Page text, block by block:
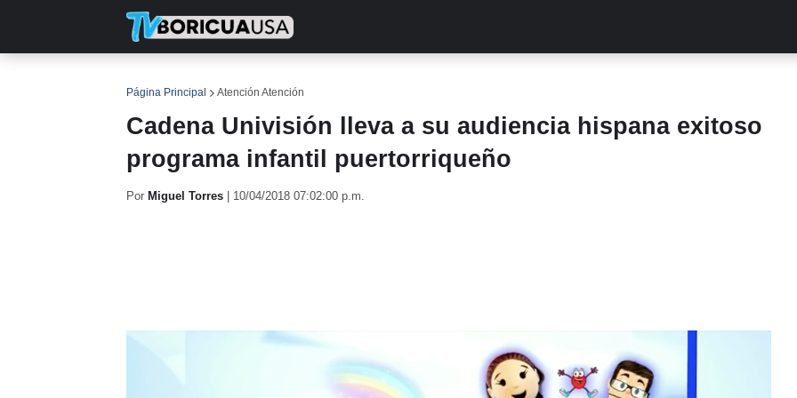
Página Principal Atención Atención
Cadena Univisión lleva a su audiencia hispana exitoso
programa infantil puertorriqueño
Por Miguel Torres 10/04/2018 07:02:00 p.m.